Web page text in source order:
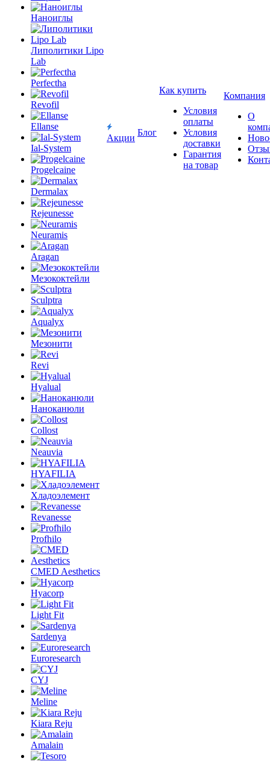
Наноиглы
Липолитики Lipo
Lab
Perfectha
Revofil
Ellanse
Ial-System
Progelcaine
Dermalax
Rejeunesse
Neuramis
Aragan
Мезококтейли
Sculptra
Aqualyx
Мезонити
Revi
Hyalual
Наноканюли
Collost
Neauvia
HYAFILIA
Хладоэлемент
Revanesse
Profhilo
CMED Aesthetics
Hyacorp
Light Fit
Sardenya
Euroresearch
CYJ
Meline
Kiara Reju
Amalain
Акции
Блог
Как купить
Условия
оплаты
Условия
доставки
Гарантия
на товар
Компания
О